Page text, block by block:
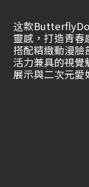
这款
靈感，打造青春
搭配精緻動漫臉
活力兼具的視
展示與二次元愛